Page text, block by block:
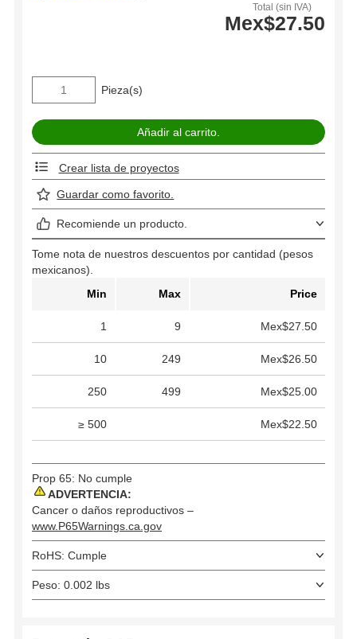
Total (sin IVA)
Mex$27.50
Pieza(s)
Crear lista de proyectos
Guardar como favorito.
Recomiende un producto.
Tome nota de nuestros descuentos por cantidad (pesos
mexicanos).
Min
Max Price
1 9 Mex$27.50
10 249 Mex$26.50
250 499 Mex$25.00
≥ 500 Mex$22.50
Prop 65: No cumple
ADVERTENCIA:
Cancer o daños reproductivos –
www.P65Warnings.ca.gov
RoHS: Cumple
Peso: 0.002 lbs